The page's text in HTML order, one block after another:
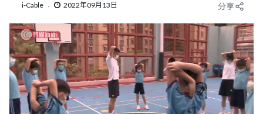
i-Cable 2022年09月13日 分享